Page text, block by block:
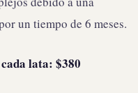
un tiempo de 6 meses.
lata: $380